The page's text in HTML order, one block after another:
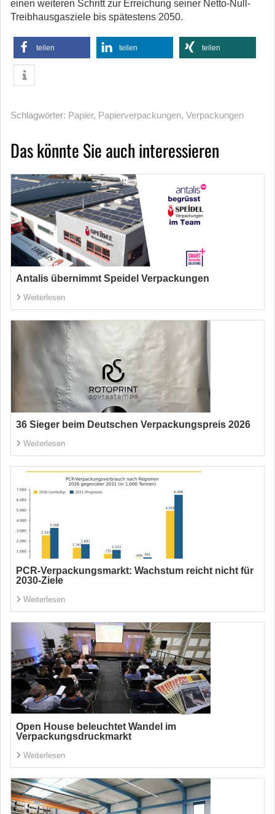
einen weiteren Schritt zur Erreichung seiner Netto-Null-
Treibhausgasziele bis spätestens 2050.
teilen teilen teilen
Schlagwörter: Papier, Papierverpackungen, Verpackungen
Das könnte Sie auch interessieren
Antalis übernimmt Speidel Verpackungen
Weiterlesen
36 Sieger beim Deutschen Verpackungspreis 2026
Weiterlesen
PCR-Verpackungsmarkt: Wachstum reicht nicht für
2030-Ziele
Weiterlesen
Open House beleuchtet Wandel im
Verpackungsdruckmarkt
Weiterlesen